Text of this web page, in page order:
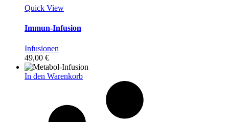
Quick View
Immun-Infusion
Infusionen
49,00 €
In den Warenkorb